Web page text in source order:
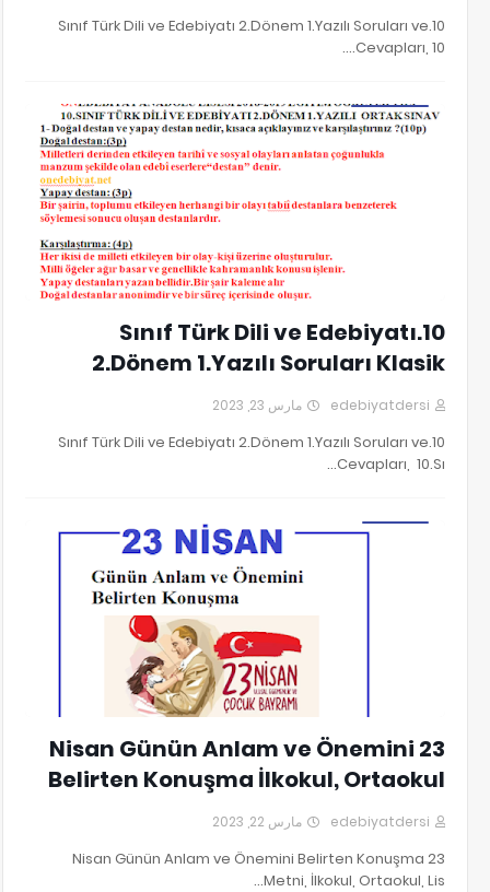
10.Sınıf Türk Dili ve Edebiyatı 2.Dönem 1.Yazılı Soruları ve
Cevapları, 10.…
10.SINIF TÜRK DİLİ VE EDEBİYATI 2.DÖNEM 1.YAZILI SORULARI
10.Sınıf Türk Dili ve Edebiyatı
2.Dönem 1.Yazılı Soruları Klasik
edebiyatdersi مارس 23, 2023
10.Sınıf Türk Dili ve Edebiyatı 2.Dönem 1.Yazılı Soruları ve
Cevapları, 10.Sı…
23 Nisan Günün Anlam ve Önemini
Belirten Konuşma İlkokul, Ortaokul
edebiyatdersi مارس 22, 2023
23 Nisan Günün Anlam ve Önemini Belirten Konuşma
Metni, İlkokul, Ortaokul, Lis…